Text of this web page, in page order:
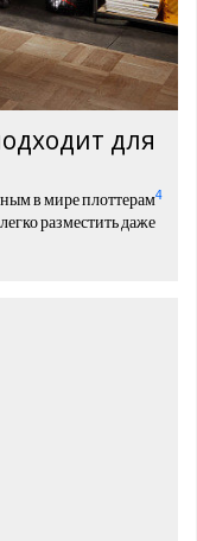
для
в мире плоттерам4
разместить даже